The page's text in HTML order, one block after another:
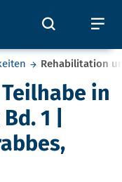
Öffnet
Rehabilitation
in
1 |